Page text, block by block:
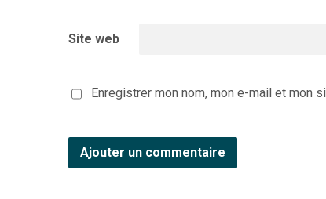
Site web
Enregistrer mon nom, mon e-mail et mon